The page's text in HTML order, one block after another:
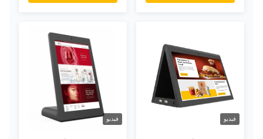
فيديو فيديو